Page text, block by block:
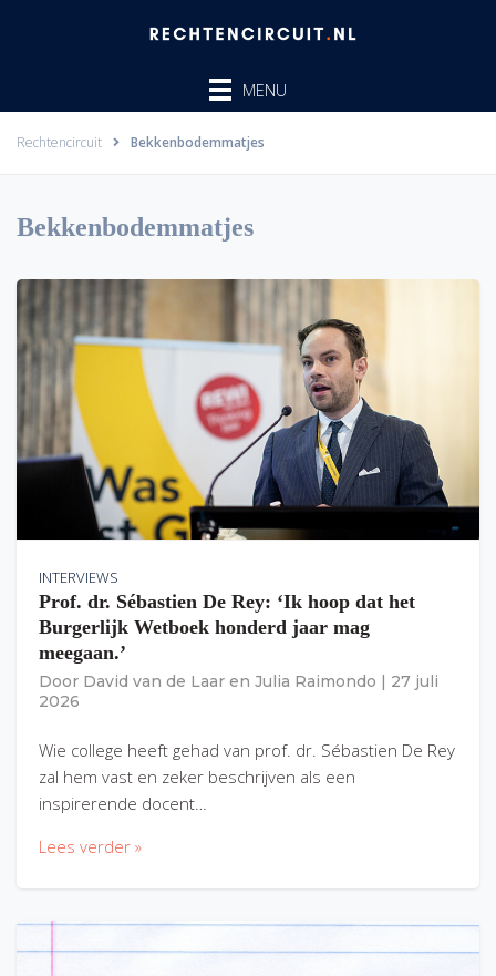
MENU
Rechtencircuit Bekkenbodemmatjes
Bekkenbodemmatjes
INTERVIEWS
Prof. dr. Sébastien De Rey: ‘Ik hoop dat het
Burgerlijk Wetboek honderd jaar mag
meegaan.’
Door David van de Laar en Julia Raimondo
27 juli
2026
Wie college heeft gehad van prof. dr. Sébastien De Rey
zal hem vast en zeker beschrijven als een
inspirerende docent…
Lees verder »